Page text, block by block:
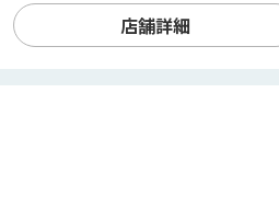
店舗詳細